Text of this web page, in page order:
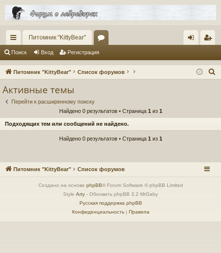
с
ы
Питомник "KittyBear"
ор
ум д ис
Поиск Вход Регистрация
Питомник "KittyBear" Список форумов
Активные темы
Перейти к расширенному поиску
Найдено 0 результатов • Страница 1 из 1
Подходящих тем или сообщений не найдено.
Найдено 0 результатов • Страница 1 из 1
Питомник "KittyBear" Список форумов
Создано на основе phpBB® Forum Software © phpBB Limited
Style Arty - Обновить phpBB 3.2 MrGaby
Русская поддержка phpBB
Конфиденциальность| Правила